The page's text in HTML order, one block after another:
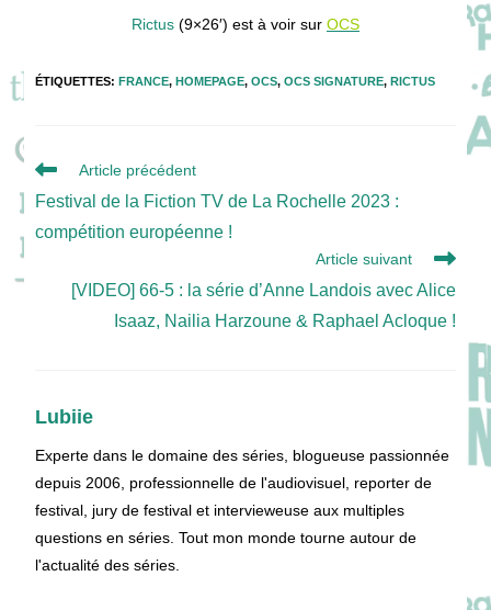
Rictus (9×26′) est à voir sur OCS
ÉTIQUETTES:FRANCE, HOMEPAGE, OCS, OCS SIGNATURE, RICTUS
Read
articles
Article précédent
Festival de la Fiction TV de La Rochelle 2023 :
compétition européenne !
Article suivant
[VIDEO] 66-5 : la série d’Anne Landois avec Alice
Isaaz, Nailia Harzoune & Raphael Acloque !
Lubiie
Experte dans le domaine des séries, blogueuse passionnée
depuis 2006, professionnelle de l'audiovisuel, reporter de
festival, jury de festival et intervieweuse aux multiples
questions en séries. Tout mon monde tourne autour de
l'actualité des séries.